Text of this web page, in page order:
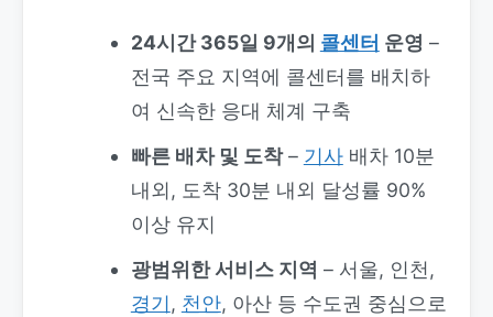
24시간 365일 9개의 콜센터 운영 –
전국 주요 지역에 콜센터를 배치하
여 신속한 응대 체계 구축
빠른 배차 및 도착– 기사배차 10분
내외, 도착 30분 내외 달성률 90%
이상 유지
광범위한 서비스 지역 – 서울, 인천,
경기, 천안, 아산 등 수도권 중심으로